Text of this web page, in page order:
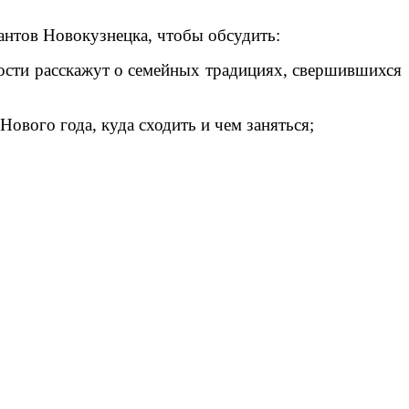
Новокузнецка, чтобы обсудить:
расскажут о семейных традициях, свершившихся
года, куда сходить и чем заняться;